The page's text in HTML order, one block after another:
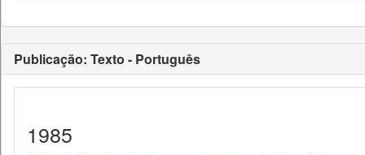
Publicação: Texto - Português
1985